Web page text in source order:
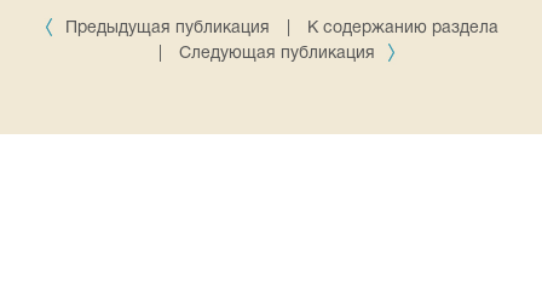
Предыдущая публикация
К содержанию раздела
Следующая публикация